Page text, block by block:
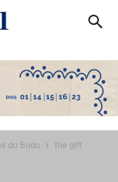
do Bodo the gift